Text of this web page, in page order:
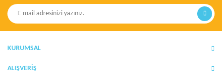
Ürün fiyatı diğer sitelerden daha pahalı.
KURUMSAL
ALIŞVERİŞ